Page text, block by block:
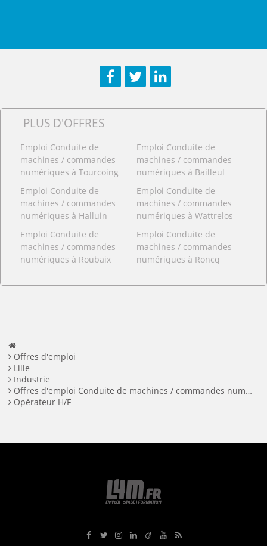
PLUS D'OFFRES
Emploi Conduite de
machines / commandes
numériques à Tourcoing
Emploi Conduite de
machines / commandes
numériques à Bailleul
Emploi Conduite de
machines / commandes
numériques à Halluin
Emploi Conduite de
machines / commandes
numériques à Wattrelos
Emploi Conduite de
machines / commandes
numériques à Roubaix
Emploi Conduite de
machines / commandes
numériques à Roncq
Offres d'emploi
Lille
Industrie
Offres d'emploi Conduite de machines / commandes numériques à Lille
Opérateur H/F